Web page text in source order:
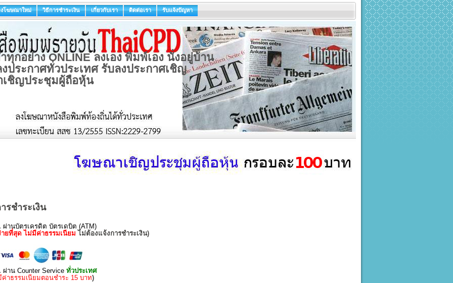
โฆษณาใหม่ วิธีการชำระเงิน เกี่ยวกับเรา ติดต่อเรา รับแจ้งปัญหา
กอย่าง ONLINE ลงเอง พิมพ์เอง นั่งอยู่บ้าน
ประกาศทั่วประเทศ รับลงประกาศเชิญ
ชิญประชุมผู้ถือหุ้น
รชำระเงิน
ผ่านบัตรเครดิต บัตรเดบิต (ATM)
ายที่สุด ไม่มีค่าธรรมเนียม ไม่ต้องแจ้งการชำระเงิน)
ผ่าน Counter Service ทั่วประเทศ
ค่าธรรมเนียมตอนชำระ 15 บาท)